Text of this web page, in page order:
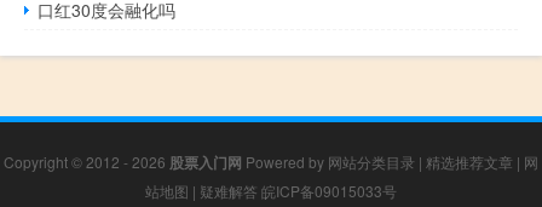
口红30度会融化吗
Copyright © 2012 - 2026 股票入门网 Powered by 网站分类目录 | 精选推荐文章 | 网
站地图 | 疑难解答 皖ICP备09015033号